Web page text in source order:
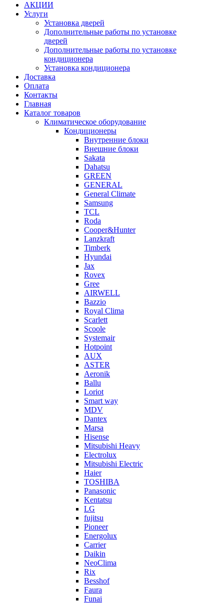
АКЦИИ
Услуги
Установка дверей
Дополнительные работы по установке
дверей
Дополнительные работы по установке
кондиционера
Установка кондиционера
Доставка
Оплата
Контакты
Главная
Каталог товаров
Климатическое оборудование
Кондиционеры
Внутренние блоки
Внешние блоки
Sakata
Dahatsu
GREEN
GENERAL
General Climate
Samsung
TCL
Roda
Cooper&Hunter
Lanzkraft
Timberk
Hyundai
Jax
Rovex
Gree
AIRWELL
Bazzio
Royal Clima
Scarlett
Scoole
Systemair
Hotpoint
AUX
ASTER
Aeronik
Ballu
Loriot
Smart way
MDV
Dantex
Marsa
Hisense
Mitsubishi Heavy
Electrolux
Mitsubishi Electric
Haier
TOSHIBA
Panasonic
Kentatsu
LG
fujitsu
Pioneer
Energolux
Carrier
Daikin
NeoClima
Rix
Besshof
Faura
Funai